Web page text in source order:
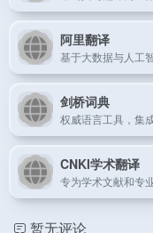
阿里翻译
剑桥词典
CNKI学术翻译
暂无评论